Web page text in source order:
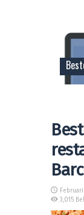
3,015